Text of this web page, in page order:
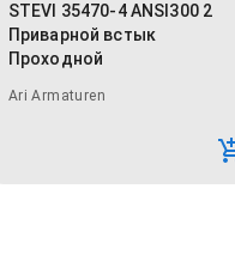
STEVI 35470-4 ANSI300 2
Приварной встык
Проходной
Ari Armaturen